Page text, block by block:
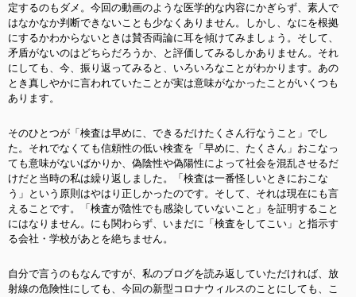
定するのもダメ。今回の動画のような医学的な内容にかぎらず、素人で
はなかなか判断できないことも少なくありません。しかし、なにを根拠
にするかわからないときは賛否両論に耳を傾けてみましょう。そして、
矛盾がないのはどちらだろうか、と評価してみるしかありません。それ
にしても、今、振り返ってみると、いろいろなことがわかります。あの
とき真しやかに言われていたことが実は意味がなかったことがいくつも
あります。
そのひとつが「検査は早めに、できるだけたくさん行なうこと」でし
た。それでなくても信頼性の低い検査を「早めに、たくさん」おこなっ
ても意味がないばかりか、偽陰性や偽陽性によって社会を混乱させるだ
けだと当時の私は繰り返しました。「検査は一番怪しいときにおこな
う」という原則はやはり正しかったのです。そして、それは現在にも言
えることです。「検査が陰性でも感染していないこと」を証明すること
にはなりません。にも関わらず、いまだに「検査をしてこい」と指示す
る会社・学校があとを絶ちません。
自分で言うのもなんですが、私のブログを読み返していただければ、放
射線の危険性にしても、今回の新型コロナウィルスのことにしても、こ